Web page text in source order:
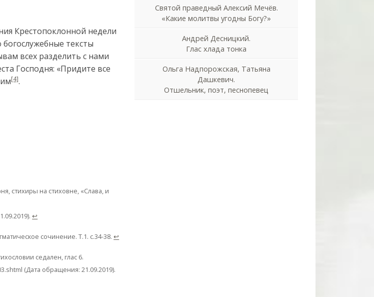
Крестопоклонной недели
тексты
всех разделить с нами
Господня: «Придите все
[4].
стихиры на стиховне, «Слава, и
↩
сочинение. Т.1. с.34-38.↩
седален, глас 6.
(Дата обращения: 21.09.2019).
Святой праведный Алексий Мечёв.
«Какие молитвы угодны Богу?»
Андрей Десницкий.
Глас хлада тонка
Ольга Надпорожская, Татьяна
Дашкевич.
Отшельник, поэт, песнопевец